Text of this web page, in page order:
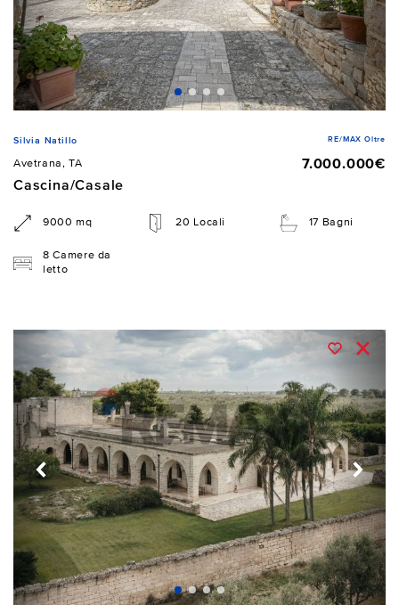
Silvia Natillo RE/MAX Oltre
Avetrana, TA
7.000.000€
Cascina/Casale
9000 mq 20 Locali 17 Bagni
8 Camere da
letto